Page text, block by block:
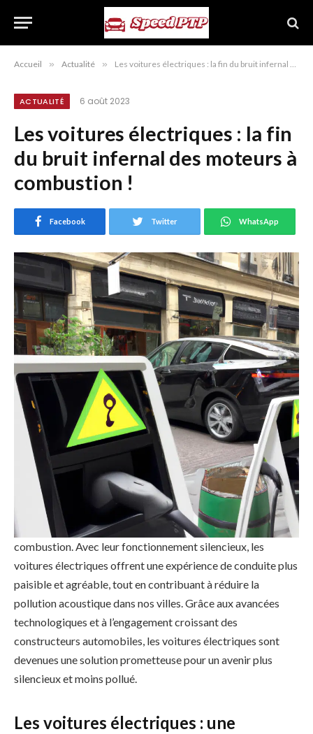
Accueil » Actualité » Les voitures électriques : la fin du bruit infernal des moteurs à combustion !
ACTUALITÉ 6 août 2023
Les voitures électriques : la fin
du bruit infernal des moteurs à
combustion !
Facebook Twitter WhatsApp
Les voitures électriques : la fin du bruit infernal des moteurs
à combustion ! Découvrez comment les voitures électriques
sont en train de révolutionner le paysage automobile en
éliminant la pollution sonore causée par les moteurs à
combustion. Avec leur fonctionnement silencieux, les
voitures électriques offrent une expérience de conduite plus
paisible et agréable, tout en contribuant à réduire la
pollution acoustique dans nos villes. Grâce aux avancées
technologiques et à l’engagement croissant des
constructeurs automobiles, les voitures électriques sont
devenues une solution prometteuse pour un avenir plus
silencieux et moins pollué.
Les voitures électriques : une